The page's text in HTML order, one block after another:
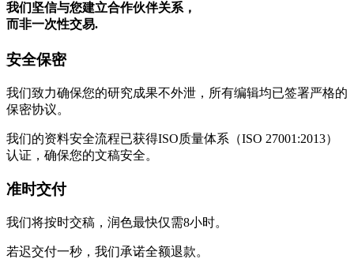
我们坚信与您建立合作伙伴关系，
而非一次性交易.
安全保密
我们致力确保您的研究成果不外泄，所有编辑均已签署严格的
保密协议。
我们的资料安全流程已获得ISO质量体系（ISO 27001:2013）
认证，确保您的文稿安全。
准时交付
我们将按时交稿，润色最快仅需8小时。
若迟交付一秒，我们承诺全额退款。